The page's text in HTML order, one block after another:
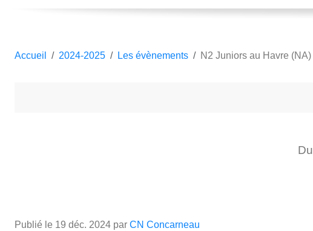
Accueil 2024-2025 Les évènements N2 Juniors au Havre (NA)
Du
Publié le 19 déc. 2024 par CN Concarneau